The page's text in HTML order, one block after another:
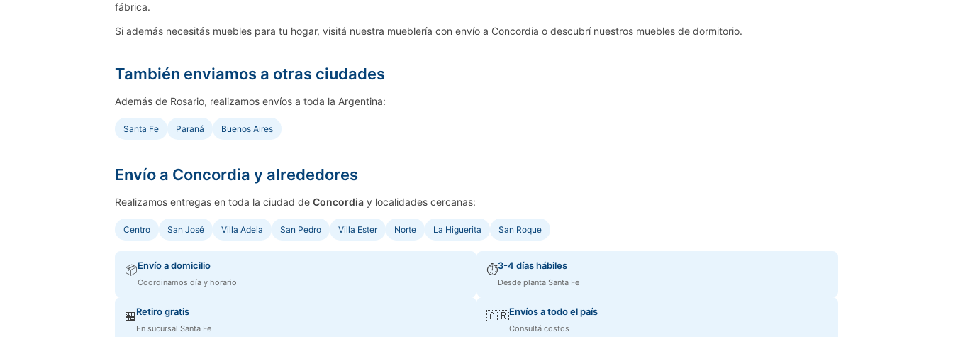
fábrica.
Si además necesitás muebles para tu hogar, visitá nuestra mueblería con envío a Concordia o descubrí nuestros muebles de dormitorio.
También enviamos a otras ciudades
Además de Rosario, realizamos envíos a toda la Argentina:
Santa Fe Paraná Buenos Aires
Envío a Concordia y alrededores
Realizamos entregas en toda la ciudad de Concordia y localidades cercanas:
Centro San José Villa Adela San Pedro Villa Ester Norte La Higuerita San Roque
📦Envío a domicilio
Coordinamos día y horario
⏱️3-4 días hábiles
Desde planta Santa Fe
🏪Retiro gratis
En sucursal Santa Fe
🇦🇷Envíos a todo el país
Consultá costos